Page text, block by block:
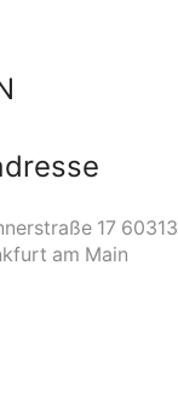
17 60313
am Main